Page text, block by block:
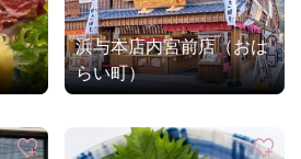
浜与本店内宮前店（おは
らい町）